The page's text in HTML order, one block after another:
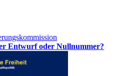
Entwurf oder Nullnummer?